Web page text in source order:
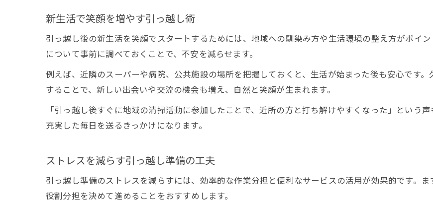
引っ越し後の安心感を支える久喜市の環境
引っ越しが久喜市の安心感につながる理由
心も軽やかに始まる引っ越しのヒント
引っ越しで心を軽くするための工夫
新生活への期待を引っ越しで高める方法
新生活で笑顔を増やす引っ越し術
引っ越し後の新生活を笑顔でスタートするためには、地域への馴染み方や生活環境の整え方がポイ
について事前に調べておくことで、不安を減らせます。
例えば、近隣のスーパーや病院、公共施設の場所を把握しておくと、生活が始まった後も安心です
することで、新しい出会いや交流の機会も増え、自然と笑顔が生まれます。
「引っ越し後すぐに地域の清掃活動に参加したことで、近所の方と打ち解けやすくなった」という
充実した毎日を送るきっかけになります。
ストレスを減らす引っ越し準備の工夫
引っ越し準備のストレスを減らすには、効率的な作業分担と便利なサービスの活用が効果的です。
役割分担を決めて進めることをおすすめします。
お問い合わせはこちら
お問い合わせはこちら